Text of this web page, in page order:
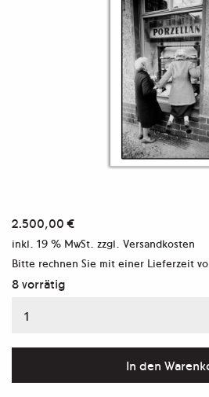
2.500,00€
inkl. 19 % MwSt. zzgl. Versandkosten
Bitte rechnen Sie mit einer Lieferzeit
8 vorrätig
Porzellanladen
Print
In den